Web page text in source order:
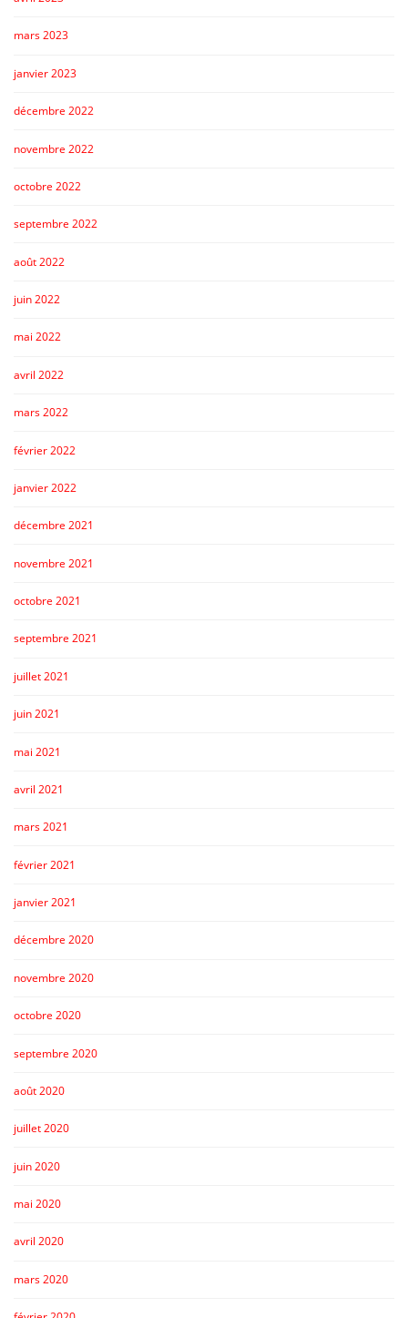
mars 2023
janvier 2023
décembre 2022
novembre 2022
octobre 2022
septembre 2022
août 2022
juin 2022
mai 2022
avril 2022
mars 2022
février 2022
janvier 2022
décembre 2021
novembre 2021
octobre 2021
septembre 2021
juillet 2021
juin 2021
mai 2021
avril 2021
mars 2021
février 2021
janvier 2021
décembre 2020
novembre 2020
octobre 2020
septembre 2020
août 2020
juillet 2020
juin 2020
mai 2020
avril 2020
mars 2020